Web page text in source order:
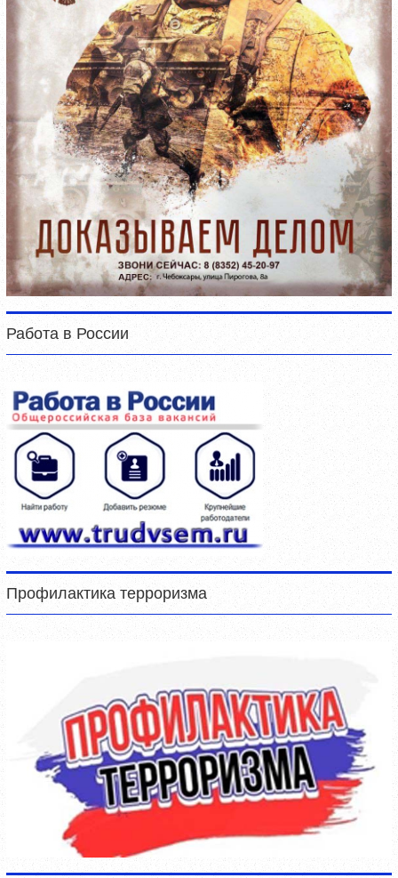
Работа в России
Профилактика терроризма